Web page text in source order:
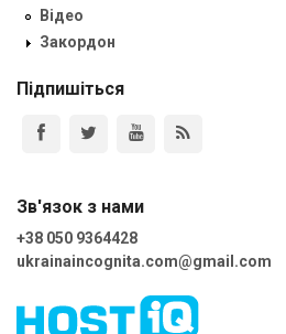
Відео
Закордон
Підпишіться
Зв'язок з нами
+38 050 9364428
ukrainaincognita.com@gmail.com